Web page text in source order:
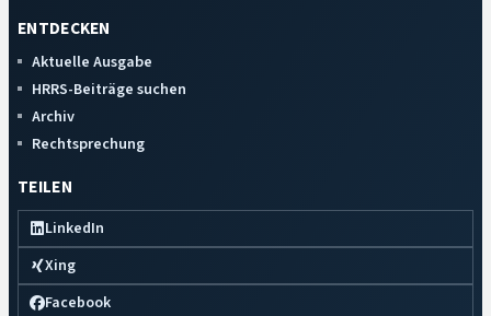
ENTDECKEN
Aktuelle Ausgabe
HRRS-Beiträge suchen
Archiv
Rechtsprechung
TEILEN
LinkedIn
Xing
Facebook